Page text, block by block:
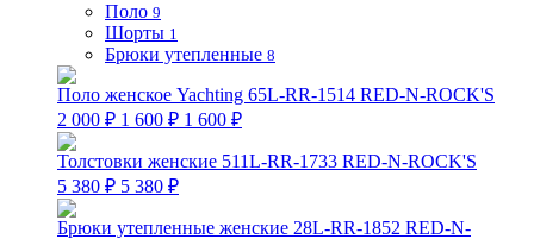
Поло 9
Шорты 1
Брюки утепленные 8
Поло женское Yachting 65L-RR-1514 RED-N-ROCK'S
2 000 ₽ 1 600 ₽ 1 600 ₽
Толстовки женские 511L-RR-1733 RED-N-ROCK'S
5 380 ₽ 5 380 ₽
Брюки утепленные женские 28L-RR-1852 RED-N-